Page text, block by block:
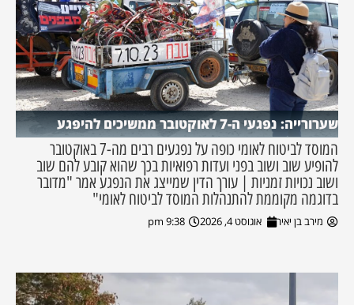
שערורייה: נפגעי ה-7 לאוקטובר ממשיכים להיפגע
המוסד לביטוח לאומי כופה על נפגעים רבים מה-7 באוקטובר
להופיע שוב ושוב בפני ועדות רפואיות בכך שהוא קובע להם שוב
ושוב נכויות זמניות | עורך הדין שמייצג את הנפגע אמר "מדובר
בדוגמה מקוממת להתנהלות המוסד לביטוח לאומי"
מירב בן יאיר אוגוסט 4, 2026 9:38 pm